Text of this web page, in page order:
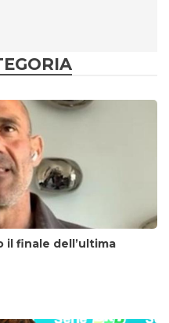
il finale dell’ultima